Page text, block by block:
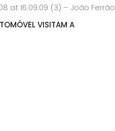
VISITAM A